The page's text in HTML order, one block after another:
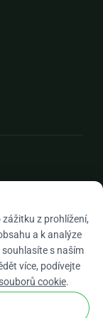
z prohlížení,
a k analýze
s naším
více, podívejte
cookie.